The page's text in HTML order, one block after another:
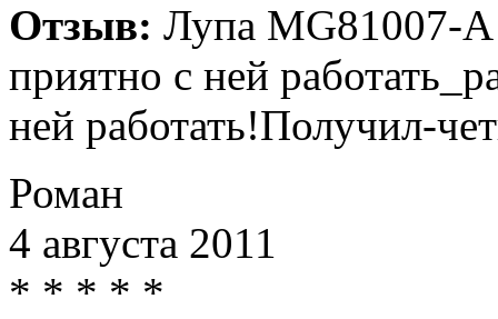
Отзыв: Лупа MG81007-A
приятно с ней
ней работать!Получил-
Роман
4 августа 2011
* * * * *